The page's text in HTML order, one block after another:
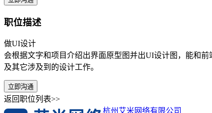
职位描述
做UI设计
会根据文字和项目介绍出界面原型图并出UI设计图，能和
及其它涉及到的设计工作。
立即沟通
返回职位列表>>
杭州艾米网络有限公司